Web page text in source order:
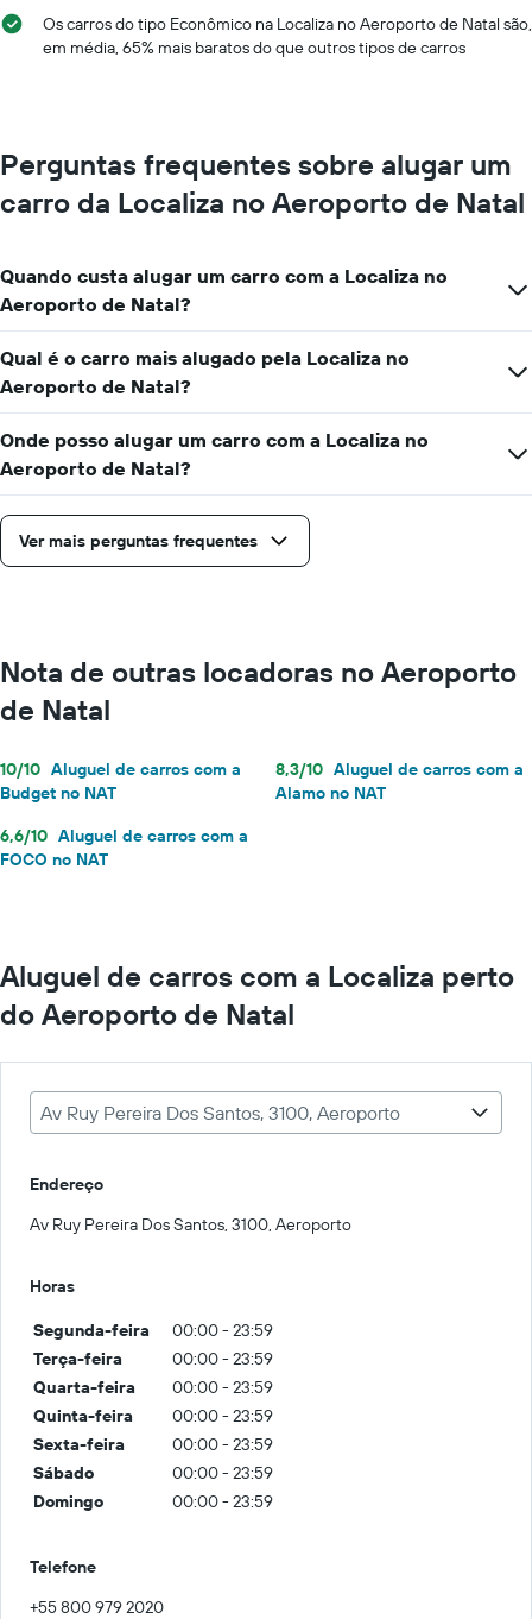
do
ano
eixo
exibindo
médio
de
aluguel
de
carro
por
um
dia
Os carros do tipo Econômico na Localiza no Aeroporto de Natal são,
em média, 65% mais baratos do que outros tipos de carros
Perguntas frequentes sobre alugar um
carro da Localiza no Aeroporto de Natal
Quando custa alugar um carro com a Localiza no
Aeroporto de Natal?
Qual é o carro mais alugado pela Localiza no
Aeroporto de Natal?
Onde posso alugar um carro com a Localiza no
Aeroporto de Natal?
Ver mais perguntas frequentes
Nota de outras locadoras no Aeroporto
de Natal
10/10 Aluguel de carros com a
Budget no NAT
8,3/10 Aluguel de carros com a
Alamo no NAT
6,6/10 Aluguel de carros com a
FOCO no NAT
Aluguel de carros com a Localiza perto
do Aeroporto de Natal
Av Ruy Pereira Dos Santos, 3100, Aeroporto
Endereço
Av Ruy Pereira Dos Santos, 3100, Aeroporto
Horas
Segunda-feira
00:00 - 23:59
Terça-feira
00:00 - 23:59
Quarta-feira
00:00 - 23:59
Quinta-feira
00:00 - 23:59
Sexta-feira
00:00 - 23:59
Sábado
00:00 - 23:59
Domingo
00:00 - 23:59
Telefone
+55 800 979 2020